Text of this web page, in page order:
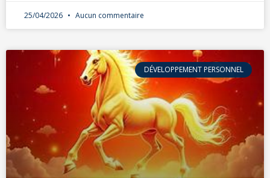
25/04/2026 Aucun commentaire
DÉVELOPPEMENT PERSONNEL